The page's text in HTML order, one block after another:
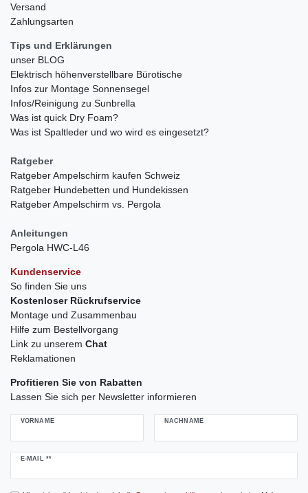
Versand
Zahlungsarten
Tips und Erklärungen
unser BLOG
Elektrisch höhenverstellbare Bürotische
Infos zur Montage Sonnensegel
Infos/Reinigung zu Sunbrella
Was ist quick Dry Foam?
Was ist Spaltleder und wo wird es eingesetzt?
Ratgeber
Ratgeber Ampelschirm kaufen Schweiz
Ratgeber Hundebetten und Hundekissen
Ratgeber Ampelschirm vs. Pergola
Anleitungen
Pergola HWC-L46
Kundenservice
So finden Sie uns
Kostenloser Rückrufservice
Montage und Zusammenbau
Hilfe zum Bestellvorgang
Link zu unserem Chat
Reklamationen
Profitieren Sie von Rabatten
Lassen Sie sich per Newsletter informieren
VORNAME NACHNAME
E-MAIL **
Newsletter